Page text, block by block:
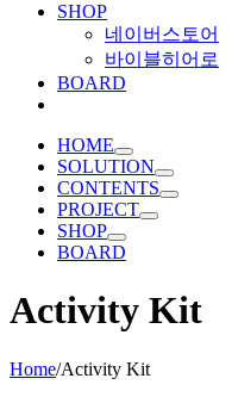
SHOP
네이버스토어
바이블히어로
BOARD
HOME
SOLUTION
CONTENTS
PROJECT
SHOP
BOARD
Activity Kit
Home/Activity Kit